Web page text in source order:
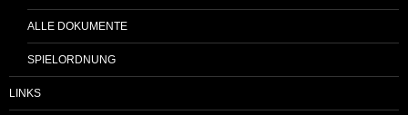
ALLE DOKUMENTE
SPIELORDNUNG
LINKS